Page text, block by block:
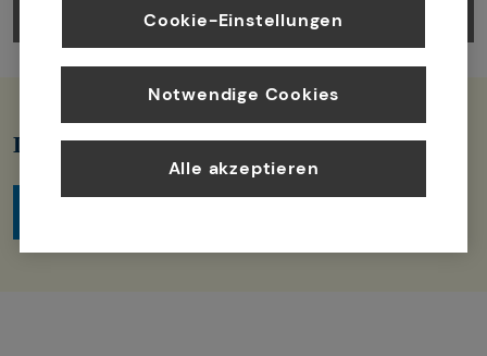
Du möchtest mehr über tecis erfahren?
Cookie-Einstellungen
Notwendige Cookies
Alle akzeptieren